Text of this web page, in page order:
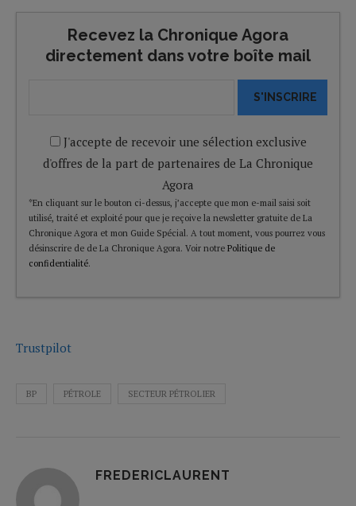
Recevez la Chronique Agora
directement dans votre boîte mail
S'INSCRIRE
J'accepte de recevoir une sélection exclusive
d'offres de la part de partenaires de La Chronique
Agora
*En cliquant sur le bouton ci-dessus, j’accepte que mon e-mail saisi soit
utilisé, traité et exploité pour que je reçoive la newsletter gratuite de La
Chronique Agora et mon Guide Spécial. A tout moment, vous pourrez vous
désinscrire de de La Chronique Agora. Voir notre Politique de
confidentialité.
Trustpilot
BP PÉTROLE SECTEUR PÉTROLIER
FREDERICLAURENT